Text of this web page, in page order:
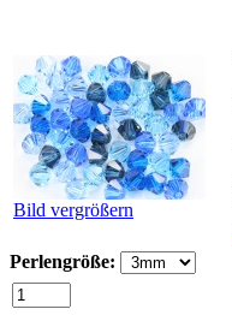
Bild vergrößern
Perlengröße: